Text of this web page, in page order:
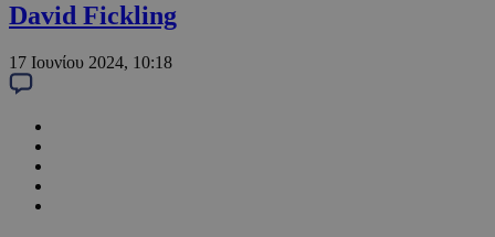
David Fickling
17 Ιουνίου 2024, 10:18